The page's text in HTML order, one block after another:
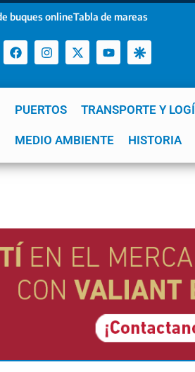
buques onlineTabla de mareas
PUERTOS TRANSPORTE Y
MEDIO AMBIENTE HISTORIA
YPF GNL Mar del Plata